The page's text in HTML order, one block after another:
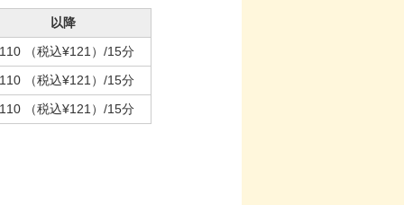
以降
（税込¥121） /15分
（税込¥121） /15分
（税込¥121） /15分